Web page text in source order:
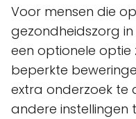
Voor mensen die
gezondheidszorg
een optionele optie
beperkte
extra onderzoek te
andere